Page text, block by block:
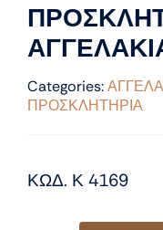
Categories:
ΠΡΟΣΚΛΗΤΗΡΙΑ
ΚΩΔ. Κ 4169